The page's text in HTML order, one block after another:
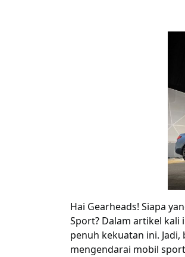
Hai Gearheads! Siapa
Sport? Dalam artikel kali
penuh kekuatan ini.
mengendarai mobil